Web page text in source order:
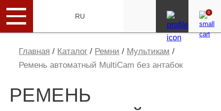
RU
ENG 0
Главная / Каталог / Ремни / Мультикам /
Ремень автоматный MultiCam без антабок
РЕМЕНЬ